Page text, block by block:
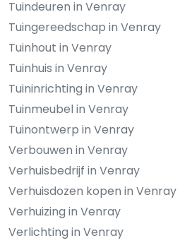
Tuindeuren in Venray
Tuingereedschap in Venray
Tuinhout in Venray
Tuinhuis in Venray
Tuininrichting in Venray
Tuinmeubel in Venray
Tuinontwerp in Venray
Verbouwen in Venray
Verhuisbedrijf in Venray
Verhuisdozen kopen in Venray
Verhuizing in Venray
Verlichting in Venray